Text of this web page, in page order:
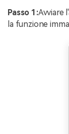
Passo 1:Avviare
la funzione